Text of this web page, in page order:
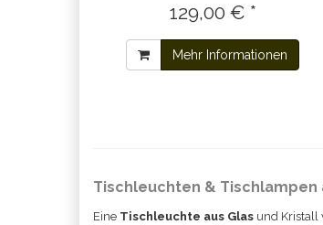
129,00 € *
Mehr Informationen
Tischleuchten & Tischlampen
Eine Tischleuchte aus Glas und Kristall